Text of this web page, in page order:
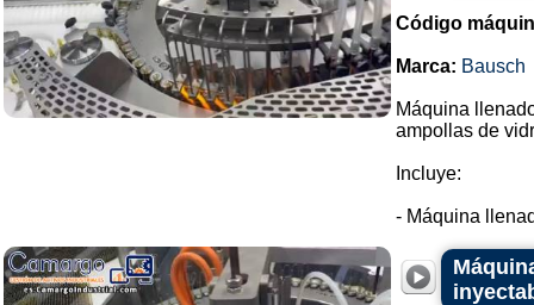
Código
Marca: Bausch
Máquina
ampollas de
Incluye:
- Máquina